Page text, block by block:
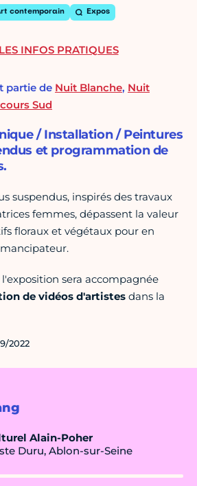
contemporain Expos
Alain-Poher
Duru, Ablon-sur-Seine
partie de Nuit Blanche, Nuit
Sud
/ Installation / Peintures
et programmation de
suspendus, inspirés des travaux
femmes, dépassent la valeur
floraux et végétaux pour en
sera accompagnée
de vidéos d'artistes dans la
2022
INFOS PRATIQUES